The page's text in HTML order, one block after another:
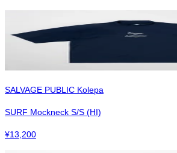
SALVAGE PUBLIC Kolepa
SURF Mockneck S/S (HI)
¥13,200